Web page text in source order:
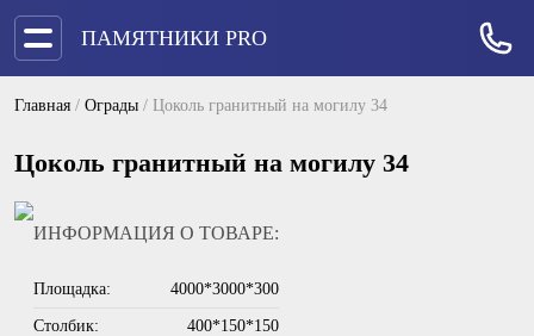
ПАМЯТНИКИ PRO
Главная / Ограды / Цоколь гранитный на могилу 34
Цоколь гранитный на могилу 34
ИНФОРМАЦИЯ О ТОВАРЕ:
Площадка: 4000*3000*300
Столбик: 400*150*150